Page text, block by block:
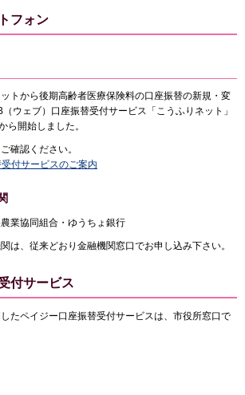
フォン
トから後期高齢者医療保険料の口座振替の新規・変
ウェブ）口座振替受付サービス「こうふりネット」
ら開始しました。
確認ください。
付サービスのご案内
業協同組合・ゆうちょ銀行
は、従来どおり金融機関窓口でお申し込み下さい。
付サービス
たペイジー口座振替受付サービスは、市役所窓口で